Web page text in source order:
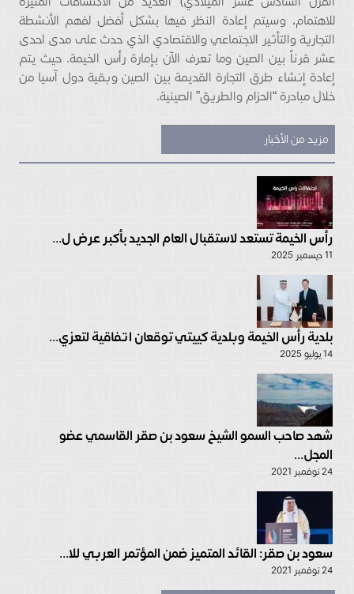
للاهتمام، وسيتم إعادة النظر فيها بشكل أفضل لفهم الأنشطة
التجارية والتأثير الاجتماعي والاقتصادي الذي حدث على مدى احدى
عشر قرناً بين الصين وما تعرف الآن بإمارة رأس الخيمة. حيث يتم
إعادة إنشاء طرق التجارة القديمة بين الصين وبقية دول آسيا من
خلال مبادرة “الحزام والطريق” الصينية.
مزيد من الأخبار
رأس الخيمة تستعد لاستقبال العام الجديد بأكبر عرض ل...
11 ديسمبر 2025
بلدية رأس الخيمة وبلدية كييتي توقعان اتفاقية لتعزي...
14 يوليو 2025
شهد صاحب السمو الشيخ سعود بن صقر القاسمي عضو
المجل...
24 نوفمبر 2021
سعود بن صقر: القائد المتميز ضمن المؤتمر العربي للا...
24 نوفمبر 2021